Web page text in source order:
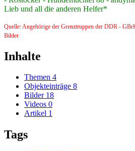
Lieb und all die anderen Helfer*
Quelle: Angehörige der Grenztruppen der DDR -
Bilder
Inhalte
Themen 4
Objekteinträge 8
Bilder 18
Videos 0
Artikel 1
Tags